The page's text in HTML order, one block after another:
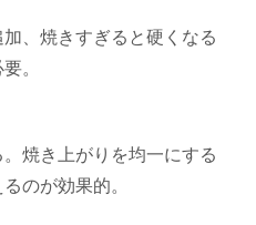
、焼きすぎると硬くなる
。
焼き上がりを均一にする
のが効果的。